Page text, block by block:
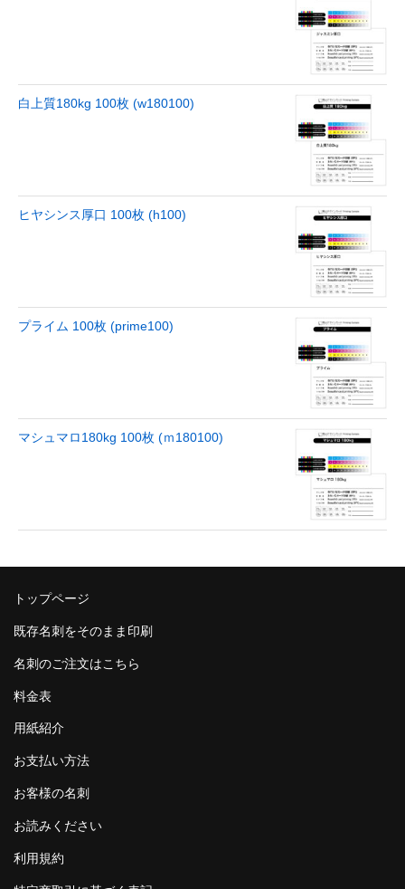
白上質180kg 100枚 (w180100)
ヒヤシンス厚口 100枚 (h100)
プライム 100枚 (prime100)
マシュマロ180kg 100枚 (ｍ180100)
トップページ
既存名刺をそのまま印刷
名刺のご注文はこちら
料金表
用紙紹介
お支払い方法
お客様の名刺
お読みください
利用規約